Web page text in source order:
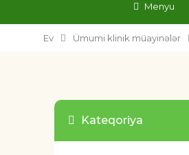
Menyu
Ev Ümumi klinik müayinələr
Kateqoriya